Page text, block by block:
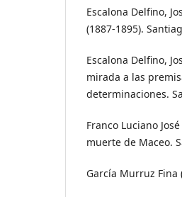
Escalona Delfino,
(1887-1895).
Escalona Delfino,
mirada a las
determinaciones.
Franco Luciano
muerte de Maceo.
García Murruz Fina